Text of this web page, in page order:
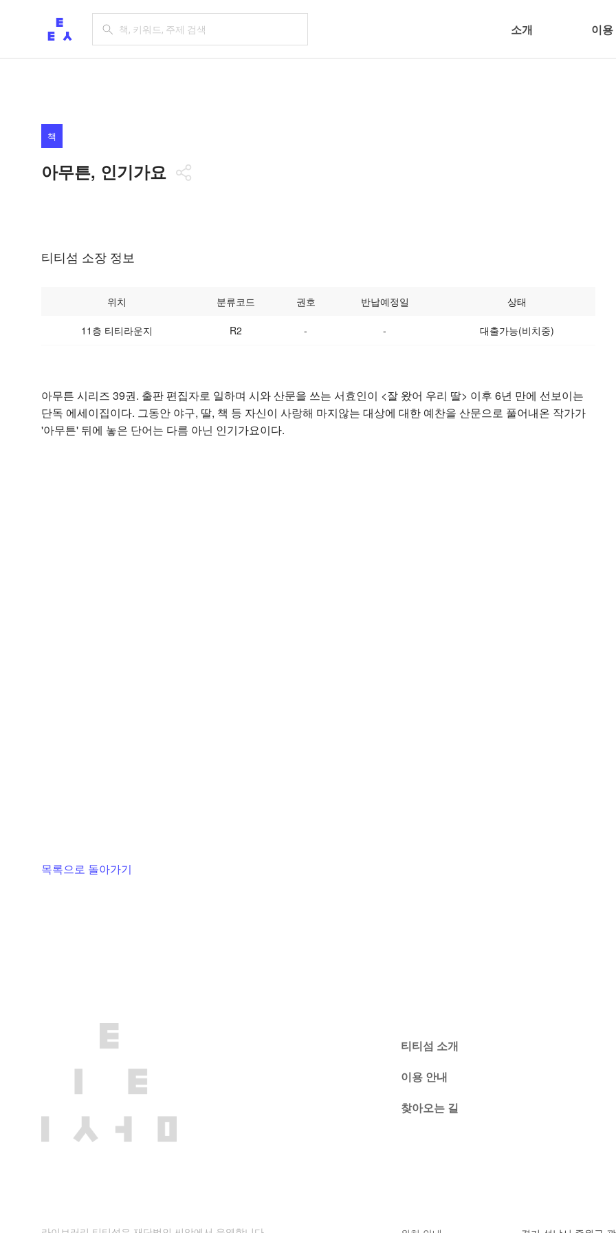
소개 이용
책
아무튼, 인기가요
티티섬 소장 정보
위치 분류코드 권호 반납예정일 상태
11층 티티라운지 R2 - - 대출가능(비치중)
아무튼 시리즈 39권. 출판 편집자로 일하며 시와 산문을 쓰는 서효인이 <잘 왔어 우리 딸> 이후 6년 만에 선보이는
단독 에세이집이다. 그동안 야구, 딸, 책 등 자신이 사랑해 마지않는 대상에 대한 예찬을 산문으로 풀어내온 작가가
'아무튼' 뒤에 놓은 단어는 다름 아닌 인기가요이다.
목록으로 돌아가기
티티섬 소개
이용 안내
찾아오는 길